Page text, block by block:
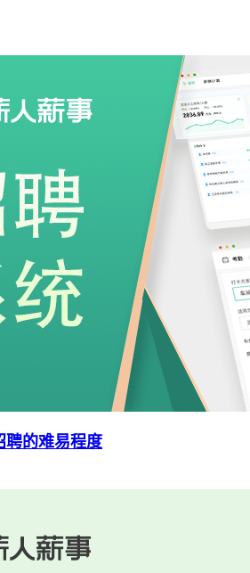
聘的难易程度